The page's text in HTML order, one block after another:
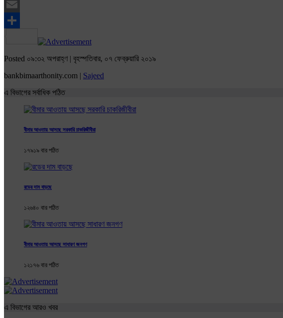
Twitter
Email
Share
Posted ০৯:৩২ অপরাহ্ণ | বৃহস্পতিবার, ০৭ ফেব্রুয়ারি ২০১৯
bankbimaarthonity.com | Sajeed
এ বিভাগের সর্বাধিক পঠিত
বীমার আওতায় আসছে সরকারি চাকরিজীবীরা
১৭৯১৯ বার পঠিত
রডের দাম বাড়ছে
১২৬৪০ বার পঠিত
বীমার আওতায় আসছে সাধারণ জনগণ
১২১৭৬ বার পঠিত
এ বিভাগের আরও খবর